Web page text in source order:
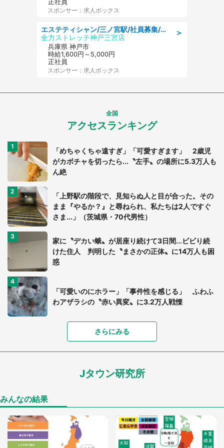
正社員
スポンサー：求人ボックス
＞
エステティシャン/三ノ宮駅/社員募集/8月9日更新
全力ストレッチ神戸三宮店
兵庫県 神戸市
時給1,600円～5,000円
正社員
スポンサー：求人ボックス
全国
アクセスランキング
「めちゃくちゃ遠すぎ」「可愛すぎます」 2歳児
がカボチャを切ったら...〝左手〟の場所に5.3万人も
ん絶
「上野駅の階段で、見知らぬ人と目が合った。その
まま『やるか？』と尋ねられ、私たちは2人ですぐ
さま...」（茨城県・70代男性）
家に〝デカい蛾〟が居座り続けて3日間...ビビり続
けた住人 判明した〝まさかの正体〟に14万人も困
惑
「可愛いのにホラー」「事件性を感じる」 ふわふ
わアザラシの〝赤い異変〟に3.2万人戦慄
「落ち着いて食べられないでしょう」高級旅館での
食事中、じっとできない幼い息子に中年の男性客
が...（東京都・40代男性）
「孫にあげると思って、あなたにこれをあげる」
「閉所恐怖症の私は新幹線で大パニック。隣席の青
年に『手を繋いで』とお願いしたら...」 体験談に
8万人感動
さらにみる
Jタウン研究所
みんなの結果